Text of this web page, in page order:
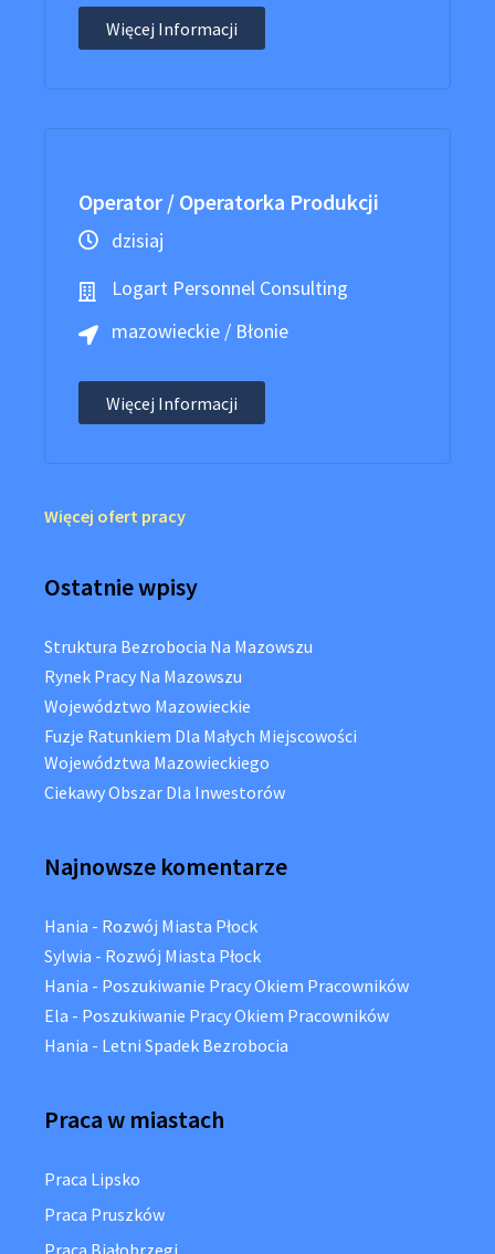
Więcej Informacji
Operator / Operatorka Produkcji
dzisiaj
Logart Personnel Consulting
mazowieckie / Błonie
Więcej Informacji
Więcej ofert pracy
Ostatnie wpisy
Struktura Bezrobocia Na Mazowszu
Rynek Pracy Na Mazowszu
Województwo Mazowieckie
Fuzje Ratunkiem Dla Małych Miejscowości
Województwa Mazowieckiego
Ciekawy Obszar Dla Inwestorów
Najnowsze komentarze
Hania - Rozwój Miasta Płock
Sylwia - Rozwój Miasta Płock
Hania - Poszukiwanie Pracy Okiem Pracowników
Ela - Poszukiwanie Pracy Okiem Pracowników
Hania - Letni Spadek Bezrobocia
Praca w miastach
Praca Lipsko
Praca Pruszków
Praca Białobrzegi